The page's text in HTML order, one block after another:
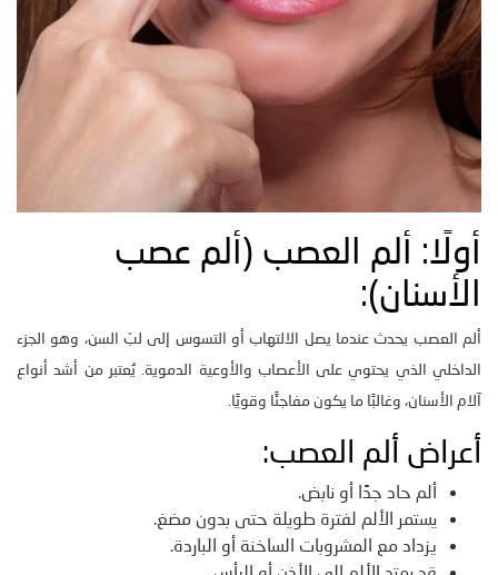
أولًا: ألم العصب (ألم عصب
الأسنان):
ألم العصب يحدث عندما يصل الالتهاب أو التسوس إلى لبّ السن، وهو الجزء
الداخلي الذي يحتوي على الأعصاب والأوعية الدموية. يُعتبر من أشد أنواع
آلام الأسنان، وغالبًا ما يكون مفاجئًا وقويًا.
أعراض ألم العصب:
ألم حاد جدًا أو نابض.
يستمر الألم لفترة طويلة حتى بدون مضغ.
يزداد مع المشروبات الساخنة أو الباردة.